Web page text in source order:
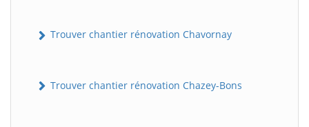
Trouver chantier rénovation Chavornay
Trouver chantier rénovation Chazey-Bons